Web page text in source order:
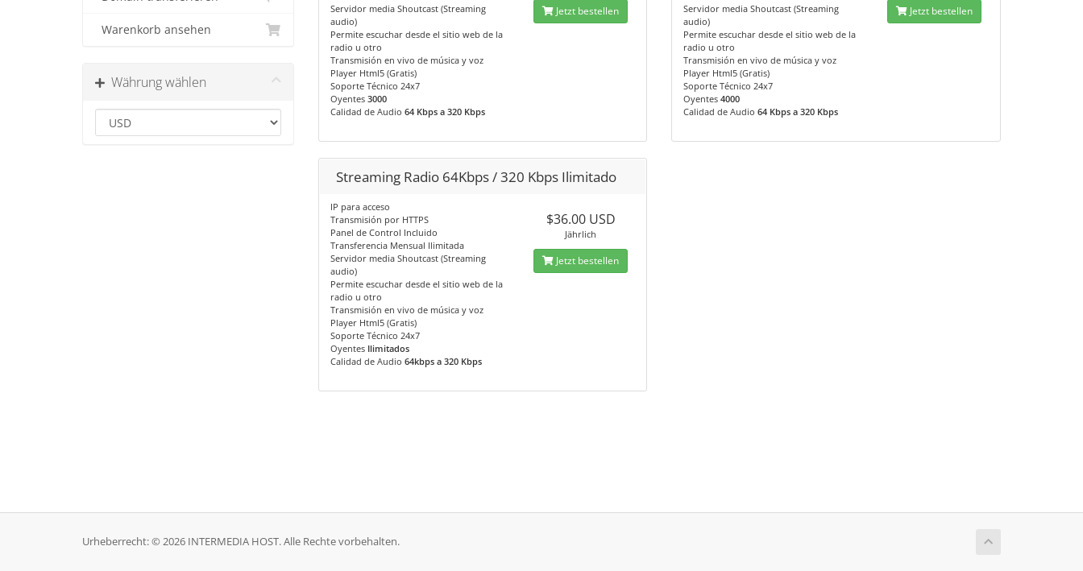
Warenkorb ansehen
Währung wählen
Servidor media Shoutcast (Streaming
audio)
Permite escuchar desde el sitio web de la
radio u otro
Transmisión en vivo de música y voz
Player Html5 (Gratis)
Soporte Técnico 24x7
Oyentes 3000
Calidad de Audio 64 Kbps a 320 Kbps
Jetzt bestellen
Servidor media Shoutcast (Streaming
audio)
Permite escuchar desde el sitio web de la
radio u otro
Transmisión en vivo de música y voz
Player Html5 (Gratis)
Soporte Técnico 24x7
Oyentes4000
Calidad de Audio64 Kbps a 320 Kbps
Jetzt bestellen
Streaming Radio 64Kbps / 320 Kbps Ilimitado
IP para acceso
Transmisión por HTTPS
Panel de Control Incluido
Transferencia Mensual Ilimitada
Servidor media Shoutcast (Streaming
audio)
Permite escuchar desde el sitio web de la
radio u otro
Transmisión en vivo de música y voz
Player Html5 (Gratis)
Soporte Técnico 24x7
Oyentes Ilimitados
Calidad de Audio 64kbps a 320 Kbps
$36.00 USD
Jährlich
Jetzt bestellen
Urheberrecht: © 2026 INTERMEDIA HOST. Alle Rechte vorbehalten.